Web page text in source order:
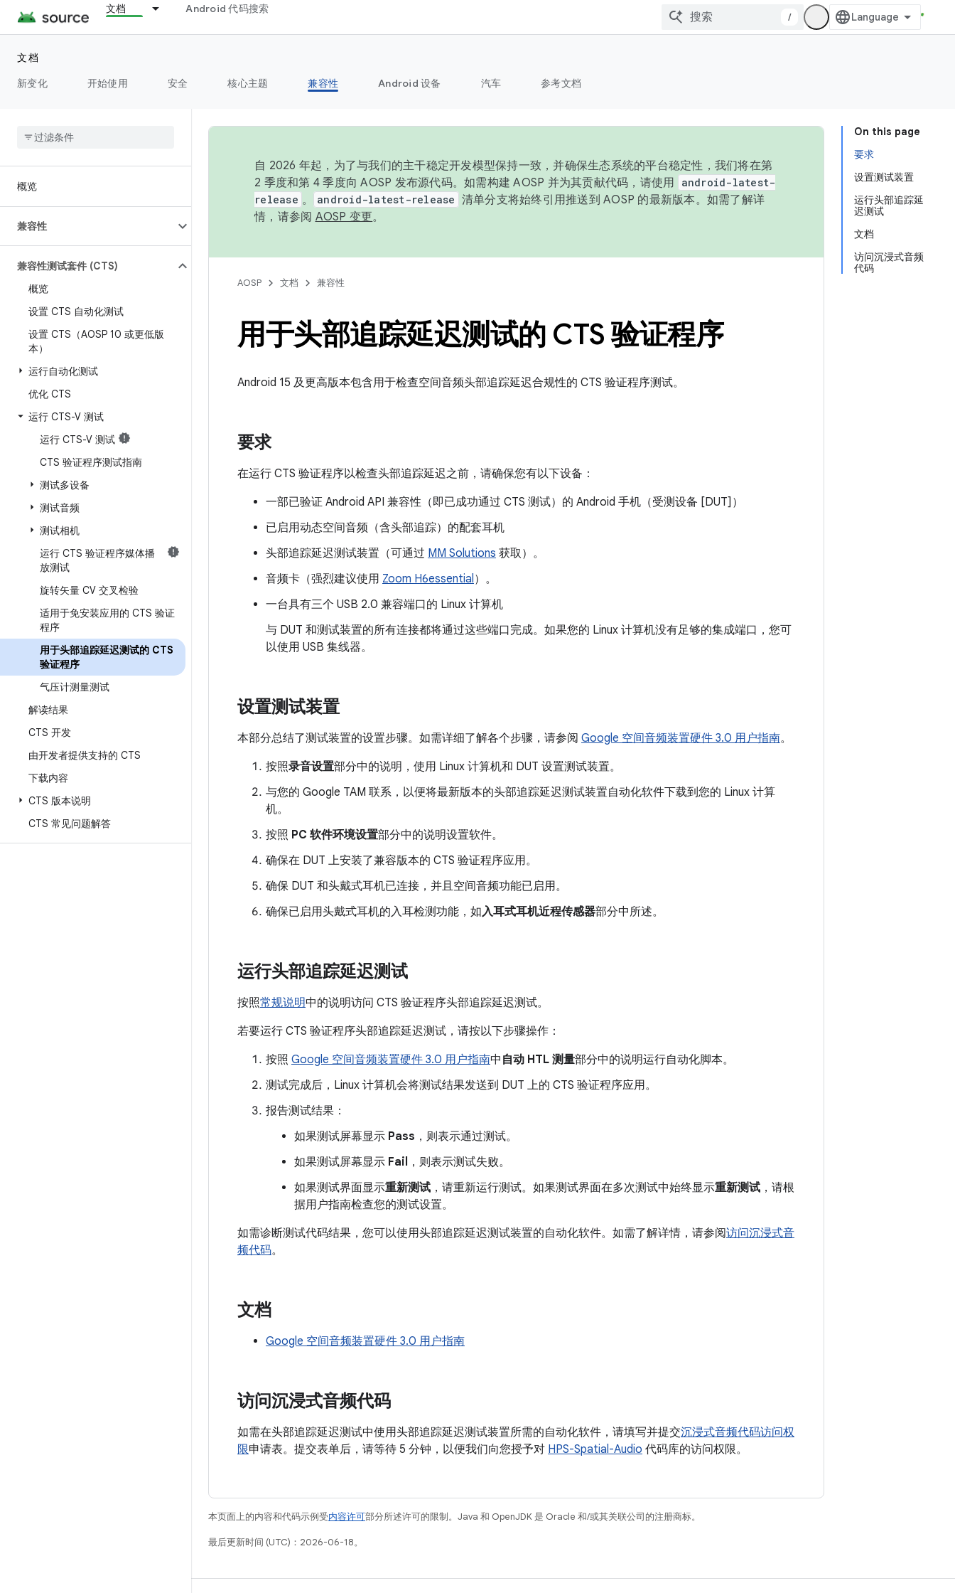
文档 Android 代码搜索
/
文档
新变化
开始使用 安全 核心主题 兼容性 Android 设备 汽车 参考文档
概览
兼容性
兼容性测试套件 (CTS)
概览
设置 CTS 自动化测试
设置 CTS（AOSP 10 或更低版
本）
运行自动化测试
优化 CTS
运行 CTS-V 测试
运行 CTS-V 测试
CTS 验证程序测试指南
测试多设备
测试音频
测试相机
运行 CTS 验证程序媒体播
放测试
旋转矢量 CV 交叉检验
适用于免安装应用的 CTS 验证
程序
用于头部追踪延迟测试的 CTS
验证程序
气压计测量测试
解读结果
CTS 开发
由开发者提供支持的 CTS
下载内容
CTS 版本说明
CTS 常见问题解答
On this page
要求
设置测试装置
运行头部追踪延
迟测试
文档
访问沉浸式音频
代码
自 2026 年起，为了与我们的主干稳定开发模型保持一致，并确保生态系统的平台稳定性，我们将在第
2 季度和第 4 季度向 AOSP 发布源代码。如需构建 AOSP 并为其贡献代码，请使用
android-latest-
release 。 android-latest-release 清单分支将始终引用推送到 AOSP 的最新版本。如需了解详
情，请参阅 AOSP 变更。
AOSP 文档 兼容性
用于头部追踪延迟测试的 CTS 验证程序
Android 15 及更高版本包含用于检查空间音频头部追踪延迟合规性的 CTS 验证程序测试。
要求
在运行 CTS 验证程序以检查头部追踪延迟之前，请确保您有以下设备：
一部已验证 Android API 兼容性（即已成功通过 CTS 测试）的 Android 手机（受测设备 [DUT]）
已启用动态空间音频（含头部追踪）的配套耳机
头部追踪延迟测试装置（可通过 MM Solutions 获取）。
音频卡（强烈建议使用 Zoom H6essential）。
一台具有三个 USB 2.0 兼容端口的 Linux 计算机
与 DUT 和测试装置的所有连接都将通过这些端口完成。如果您的 Linux 计算机没有足够的集成端口，您可
以使用 USB 集线器。
设置测试装置
本部分总结了测试装置的设置步骤。如需详细了解各个步骤，请参阅 Google 空间音频装置硬件 3.0 用户指南。
按照录音设置部分中的说明，使用 Linux 计算机和 DUT 设置测试装置。
与您的 Google TAM 联系，以便将最新版本的头部追踪延迟测试装置自动化软件下载到您的 Linux 计算
机。
按照 PC 软件环境设置部分中的说明设置软件。
确保在 DUT 上安装了兼容版本的 CTS 验证程序应用。
确保 DUT 和头戴式耳机已连接，并且空间音频功能已启用。
确保已启用头戴式耳机的入耳检测功能，如入耳式耳机近程传感器部分中所述。
运行头部追踪延迟测试
按照常规说明中的说明访问 CTS 验证程序头部追踪延迟测试。
若要运行 CTS 验证程序头部追踪延迟测试，请按以下步骤操作：
按照 Google 空间音频装置硬件 3.0 用户指南中 自动 HTL 测量部分中的说明运行自动化脚本。
测试完成后，Linux 计算机会将测试结果发送到 DUT 上的 CTS 验证程序应用。
报告测试结果：
如果测试屏幕显示 Pass ，则表示通过测试。
如果测试屏幕显示 Fail ，则表示测试失败。
如果测试界面显示重新测试 ，请重新运行测试。如果测试界面在多次测试中始终显示重新测试 ，请根
据用户指南检查您的测试设置。
如需诊断测试代码结果，您可以使用头部追踪延迟测试装置的自动化软件。如需了解详情，请参阅访问沉浸式音
频代码。
文档
Google 空间音频装置硬件 3.0 用户指南
访问沉浸式音频代码
如需在头部追踪延迟测试中使用头部追踪延迟测试装置所需的自动化软件，请填写并提交沉浸式音频代码访问权
限申请表。提交表单后，请等待 5 分钟，以便我们向您授予对 HPS-Spatial-Audio 代码库的访问权限。
本页面上的内容和代码示例受内容许可部分所述许可的限制。Java 和 OpenJDK 是 Oracle 和/或其关联公司的注册商标。
最后更新时间 (UTC)：2026-06-18。